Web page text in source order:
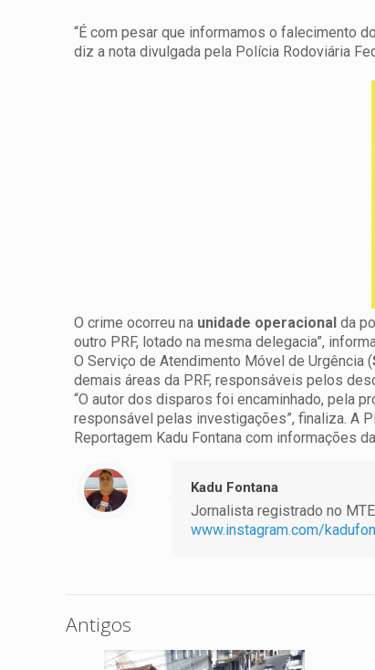
“É com pesar que informamos o falecimento
diz a nota divulgada pela Polícia Rodoviária
O crime ocorreu na unidade operacional da
outro PRF, lotado na mesma delegacia”,
O Serviço de Atendimento Móvel de Urgência (
demais áreas da PRF, responsáveis pelos
“O autor dos disparos foi encaminhado, pela
responsável pelas investigações”, finaliza. A
Reportagem Kadu Fontana com informações
Kadu Fontana
Jornalista registrado no
www.instagram.com/
Antigos